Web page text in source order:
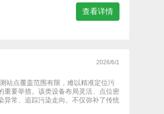
查看详情
2026/6/1
站点覆盖范围有限，难以精准定位污
重要举措。该类设备布局灵活、点位密
异常、追踪污染走向。不仅弥补了传统